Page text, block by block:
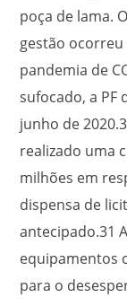
poça de lama.
gestão
pandemia de
sufocado, a PF
junho de 2020.
realizado uma
milhões em
dispensa de
antecipado.31
equipamentos
para o